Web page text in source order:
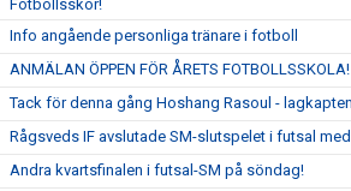
Fotbollsskor!
Info angående personliga tränare i fotboll
ANMÄLAN ÖPPEN FÖR ÅRETS FOTBOLLSSKOLA!
Tack för denna gång Hoshang Rasoul -
Rågsveds IF avslutade SM-slutspelet i futsal
Andra kvartsfinalen i futsal-SM på söndag!